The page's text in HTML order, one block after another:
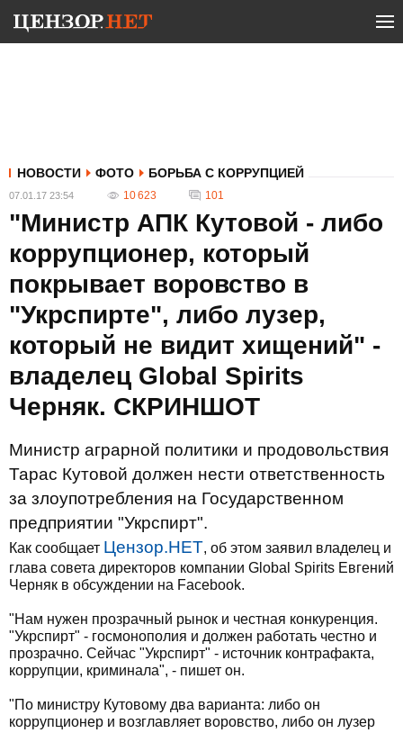
НОВОСТИ ФОТО БОРЬБА С КОРРУПЦИЕЙ
07.01.17 23:54 10 623 101
"Министр АПК Кутовой - либо
коррупционер, который
покрывает воровство в
"Укрспирте", либо лузер,
который не видит хищений" -
владелец Global Spirits
Черняк. СКРИНШОТ
Министр аграрной политики и продовольствия
Тарас Кутовой должен нести ответственность
за злоупотребления на Государственном
предприятии "Укрспирт".
Как сообщает Цензор.НЕТ, об этом заявил владелец и
глава совета директоров компании Global Spirits Евгений
Черняк в обсуждении на Facebook.
"Нам нужен прозрачный рынок и честная конкуренция.
"Укрспирт" - госмонополия и должен работать честно и
прозрачно. Сейчас "Укрспирт" - источник контрафакта,
коррупции, криминала", - пишет он.
"По министру Кутовому два варианта: либо он
коррупционер и возглавляет воровство, либо он лузер